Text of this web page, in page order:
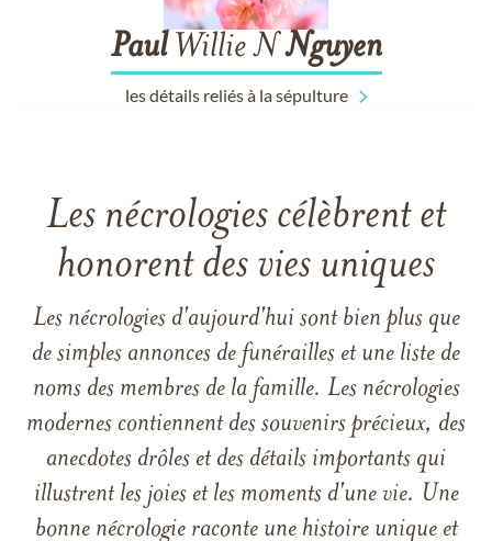
PaulWillie NNguyen
les détails reliés à la sépulture
Les nécrologies célèbrent et
honorent des vies uniques
Les nécrologies d'aujourd'hui sont bien plus que
de simples annonces de funérailles et une liste de
noms des membres de la famille. Les nécrologies
modernes contiennent des souvenirs précieux, des
anecdotes drôles et des détails importants qui
illustrent les joies et les moments d'une vie. Une
bonne nécrologie raconte une histoire unique et